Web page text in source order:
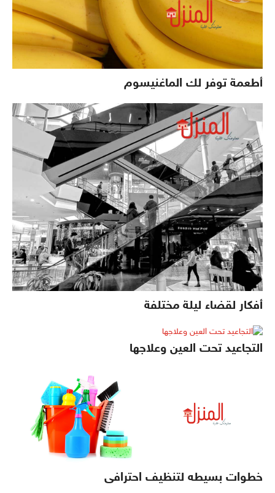
أطعمة توفر لك الماغنيسوم
أفكار لقضاء ليلة مختلفة
التجاعيد تحت العين وعلاجها
خطوات بسيطه لتنظيف احترافى